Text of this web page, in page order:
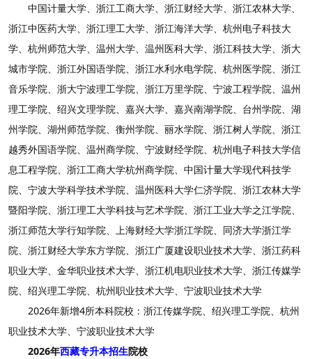
中国计量大学、浙江工商大学、浙江财经大学、浙江农林大学、
浙江中医药大学、浙江理工大学、浙江海洋大学、杭州电子科技大
学、杭州师范大学、温州大学、温州医科大学、浙江科技大学、浙大
城市学院、浙江外国语学院、浙江水利水电学院、杭州医学院、浙江
音乐学院、浙大宁波理工学院、浙江万里学院、宁波工程学院、温州
理工学院、绍兴文理学院、嘉兴大学、嘉兴南湖学院、台州学院、湖
州学院、湖州师范学院、衡州学院、丽水学院、浙江树人学院、浙江
越秀外国语学院、温州商学院、宁波财经学院、杭州电子科技大学信
息工程学院、浙江工商大学杭州商学院、中国计量大学现代科技学
院、宁波大学科学技术学院、温州医科大学仁济学院、浙江农林大学
暨阳学院、浙江理工大学科技与艺术学院、浙江工业大学之江学院、
浙江师范大学行知学院、上海财经大学浙江学院、同济大学浙江学
院、浙江财经大学东方学院、浙江广厦建设职业技术大学、浙江药科
职业大学、金华职业技术大学、浙江机电职业技术大学、浙江传媒学
院、绍兴理工学院、杭州职业技术大学、宁波职业技术大学
2026年新增4所本科院校：浙江传媒学院、绍兴理工学院、杭州
职业技术大学、宁波职业技术大学
2026年西藏专升本招生院校